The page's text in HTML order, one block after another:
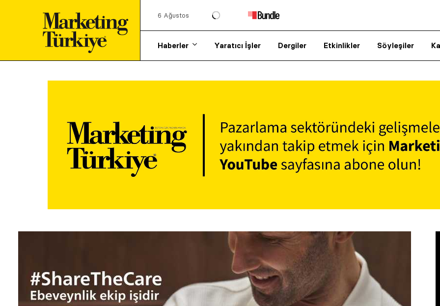
6 Ağustos
Haberler Yaratıcı İşler Dergiler Etkinlikler Söyleşiler